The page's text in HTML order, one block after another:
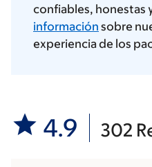
confiables, honestas
información sobre
experiencia de los
4.9 302